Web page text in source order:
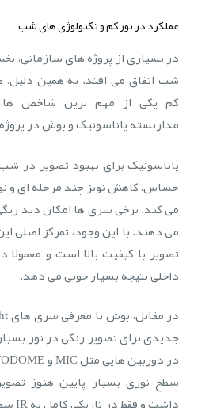
عملکرد در نور کم و تکنولوژی های شب
در بسیاری از پروژه های سازمانی،
شب اتفاق می افتد. به همین دلیل،
کم یکی از مهم ترین شاخص ها
مداربسته پاناسونیک و بوش در
پاناسونیک برای بهبود تصویر در
می کند. برخی سری ها امکان دید
تصویر با کیفیت بالا است و
داخلی نتیجه بسیار خوبی می دهد.
جدیدی برای تصویر رنگی در نور
سطح نوری بسیار پایین هنوز